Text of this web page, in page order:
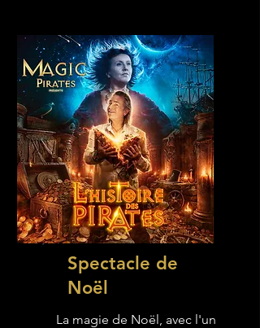
Spectacle de
Noël
La magie de Noël, avec l'un